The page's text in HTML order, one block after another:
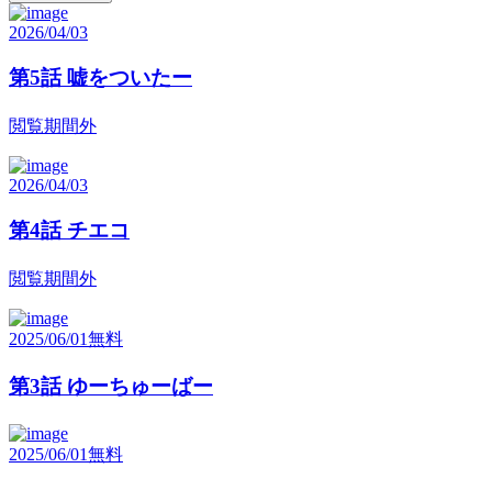
2026/04/03
第5話 嘘をついたー
閲覧期間外
2026/04/03
第4話 チエコ
閲覧期間外
2025/06/01無料
第3話 ゆーちゅーばー
2025/06/01無料